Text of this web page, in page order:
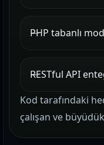
PHP tabanlı
RESTful API
Kod tarafındaki
çalışan ve